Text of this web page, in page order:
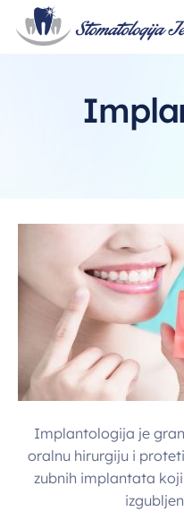
Implantologija je
oralnu hirurgiju i
zubnih implantata